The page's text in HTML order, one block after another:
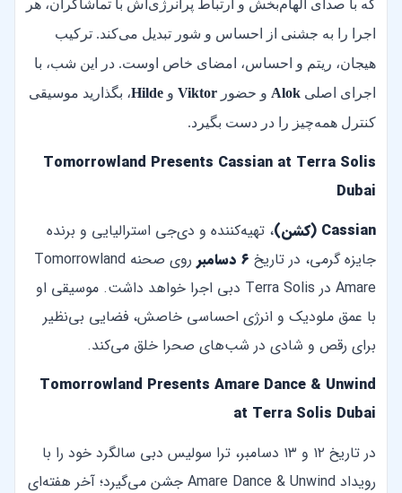
که با صدای الهام‌بخش و ارتباط پرانرژی‌اش با تماشاگران، هر
اجرا را به جشنی از احساس و شور تبدیل می‌کند. ترکیب
هیجان، ریتم و احساس، امضای خاص اوست. در این شب، با
اجرای اصلی Alok و حضور Viktor و Hilde، بگذارید موسیقی
کنترل همه‌چیز را در دست بگیرد.
Tomorrowland Presents Cassian at Terra Solis
Dubai
Cassian (کشن)
، تهیه‌کننده و دی‌جی استرالیایی و برنده
جایزه گرمی، در تاریخ ۶ دسامبر
روی صحنه Tomorrowland
Amare در Terra Solis دبی اجرا خواهد داشت. موسیقی او
با عمق ملودیک و انرژی احساسی خاصش، فضایی بی‌نظیر
برای رقص و شادی در شب‌های صحرا خلق می‌کند.
Tomorrowland Presents Amare Dance & Unwind
at Terra Solis Dubai
در تاریخ ۱۲ و ۱۳ دسامبر، ترا سولیس دبی سالگرد خود را با
رویداد Amare Dance & Unwind جشن می‌گیرد؛ آخر هفته‌ای